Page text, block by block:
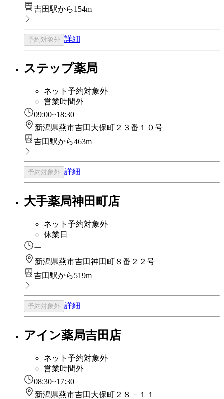
吉田駅から154m
予約対象外 詳細
ステップ薬局
ネット予約対象外
営業時間外
09:00~18:30
新潟県燕市吉田大保町２３番１０号
吉田駅から463m
予約対象外 詳細
大手薬局神田町店
ネット予約対象外
休業日
ー
新潟県燕市吉田神田町８番２２号
吉田駅から519m
予約対象外 詳細
アイン薬局吉田店
ネット予約対象外
営業時間外
08:30~17:30
新潟県燕市吉田大保町２８－１１